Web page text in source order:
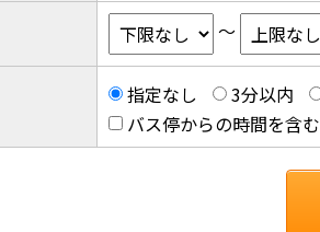
～
指定なし 3分以内
バス停からの時間を含む